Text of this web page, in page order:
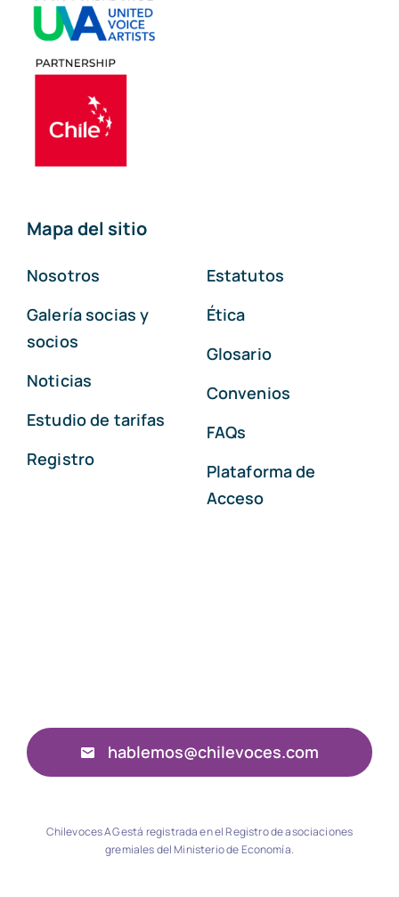
Mapa del sitio
Nosotros
Galería socias y
socios
Noticias
Estudio de tarifas
Registro
Estatutos
Ética
Glosario
Convenios
FAQs
Plataforma de
Acceso
hablemos@chilevoces.com
Chilevoces AG está registrada en el Registro de asociaciones
gremiales del Ministerio de Economía.